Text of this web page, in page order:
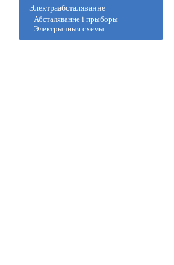
Электраабсталяванне
Абсталяванне і прыборы
Электрычныя схемы